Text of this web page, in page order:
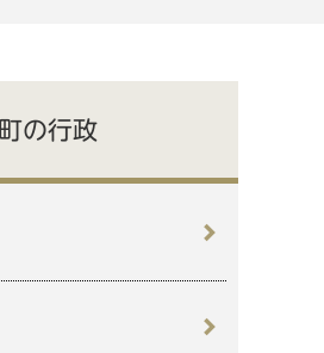
住宅
申請書ダウンロード
町の行政